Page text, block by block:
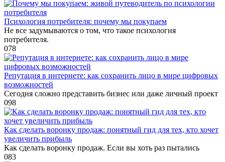
Психология потребителя: почему мы покупаем
Не все задумываются о том, что такое психология
потребителя.
078
Репутация в интернете: как сохранить лицо в мире цифровых
возможностей
Сегодня сложно представить бизнес или даже личный проект
098
Как сделать воронку продаж: понятный гид для тех, кто хочет
увеличить прибыль
Как сделать воронку продаж. Если вы хоть раз пытались
083